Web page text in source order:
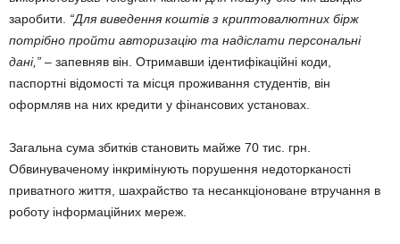
заробити. “Для виведення коштів з криптовалютних бірж
потрібно пройти авторизацію та надіслати персональні
дані,” – запевняв він. Отримавши ідентифікаційні коди,
паспортні відомості та місця проживання студентів, він
оформляв на них кредити у фінансових установах.
Загальна сума збитків становить майже 70 тис. грн.
Обвинуваченому інкримінують порушення недоторканості
приватного життя, шахрайство та несанкціоноване втручання в
роботу інформаційних мереж.